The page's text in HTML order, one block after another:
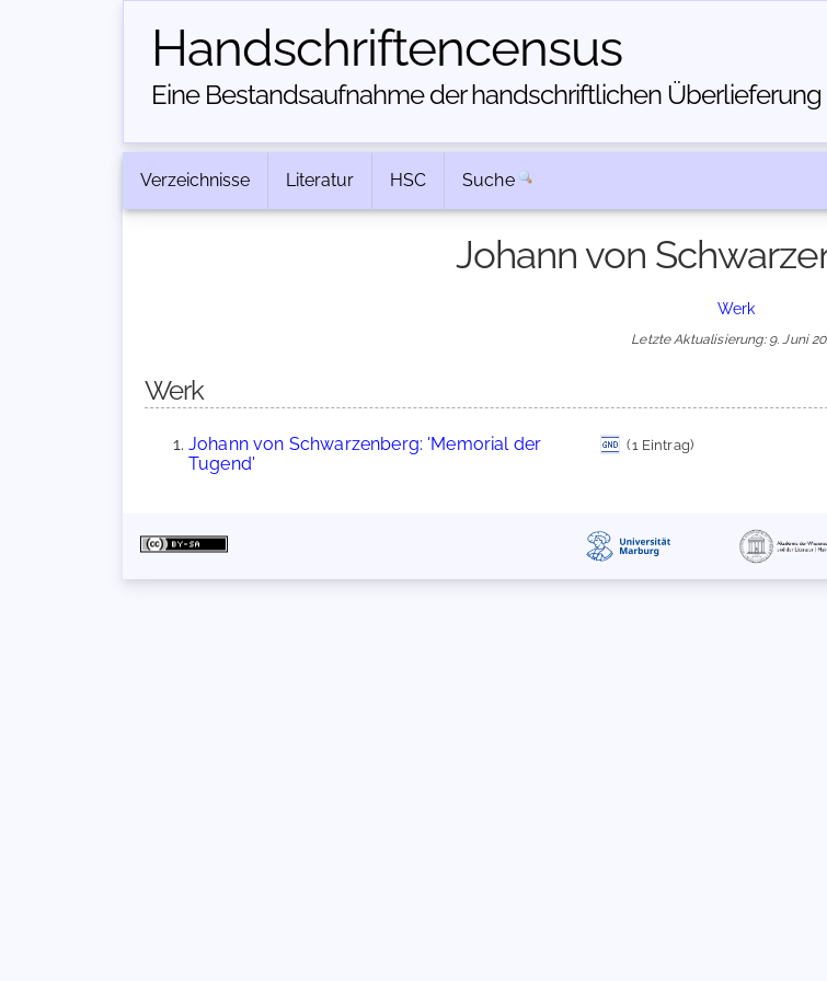
Handschriften­census
Eine Bestandsaufnahme der handschriftlichen
Verzeichnisse Literatur HSC Suche
Johann von
Werk
Letzte Aktualisierung: 9. Juni
Werk
Johann von Schwarzenberg: 'Memorial der
Tugend'
(1 Eintrag)